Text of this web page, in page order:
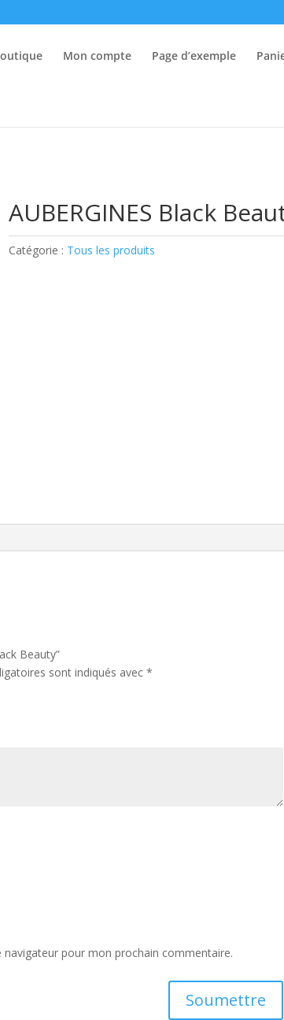
Mon compte Page d’exemple
AUBERGINES Black
Catégorie : Tous les produits
Beauty”
sont indiqués avec*
pour mon prochain commentaire.